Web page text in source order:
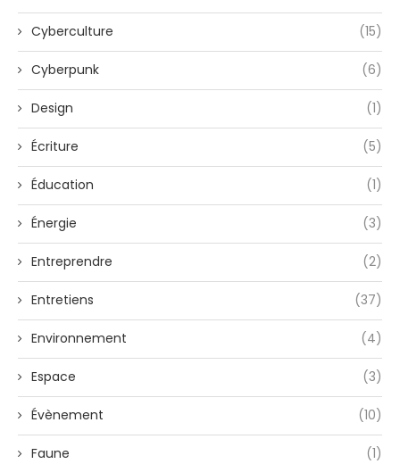
Cyberculture (15)
Cyberpunk (6)
Design (1)
Écriture (5)
Éducation (1)
Énergie (3)
Entreprendre (2)
Entretiens (37)
Environnement (4)
Espace (3)
Évènement (10)
Faune (1)